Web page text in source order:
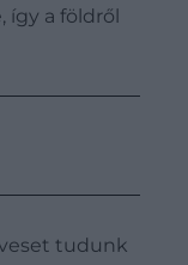
így a földről
tudunk